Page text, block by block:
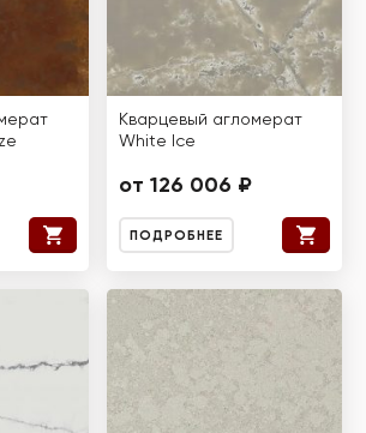
Кварцевый агломерат
White Ice
от 126 006 ₽
ПОДРОБНЕЕ